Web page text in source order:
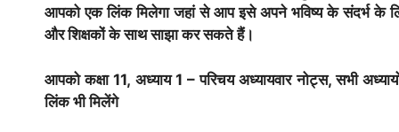
आपको एक लिंक मिलेगा जहां से आप इसे अपने भविष्य के संदर्भ के
और शिक्षकों के साथ साझा कर सकते हैं।
आपको कक्षा 11, अध्याय 1 – परिचय अध्यायवार नोट्स, सभी
लिंक भी मिलेंगे